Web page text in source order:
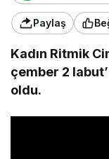
Paylaş
Kadın Ritmik
çember 2
oldu.